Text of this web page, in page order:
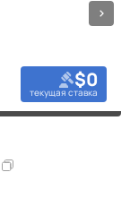
$0
текущая ставка